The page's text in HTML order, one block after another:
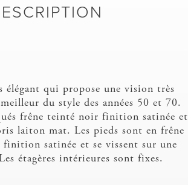
élégant qui propose une vision très
du style des années 50 et 70.
frêne teinté noir finition satinée et
laiton mat. Les pieds sont en frêne
satinée et se vissent sur une
étagères intérieures sont fixes.